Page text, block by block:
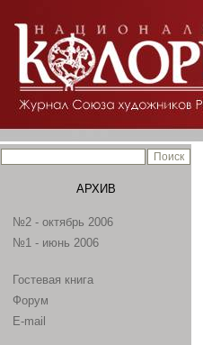
АРХИВ
№2 - октябрь 2006
№1 - июнь 2006
Гостевая книга
Форум
E-mail